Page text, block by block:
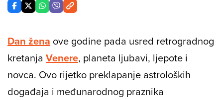
Dan žena ove godine pada usred retrogradnog
kretanja Venere, planeta ljubavi, ljepote i
novca. Ovo rijetko preklapanje astroloških
događaja i međunarodnog praznika